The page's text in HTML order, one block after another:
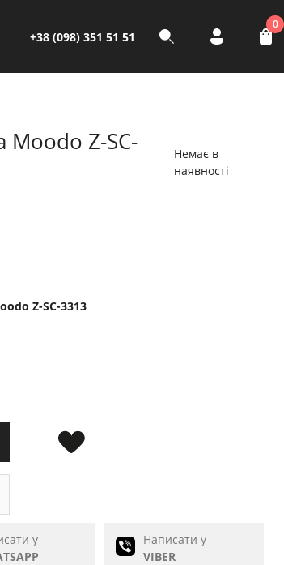
+38 (098) 351 51 51
0
Moodo Z-SC-
Немає в
наявності
Z-SC-3313
у
Написати у
VIBER